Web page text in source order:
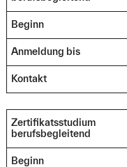
Beginn
Anmeldung bis
Kontakt
Zertifikatsstudium
berufsbegleitend
Beginn